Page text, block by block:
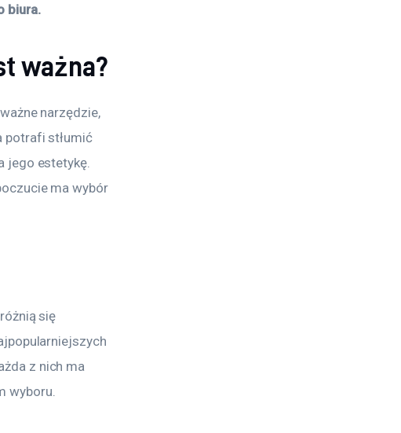
biura.
ważna?
narzędzie,
potrafi stłumić
jego estetykę.
ma wybór
się
z nich ma
wyboru.